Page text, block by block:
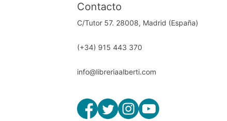
Contacto
C/Tutor 57. 28008, Madrid (España)
(+34) 915 443 370
info@libreriaalberti.com